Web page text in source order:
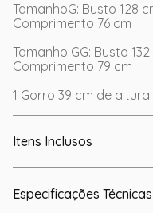
TamanhoG: Busto 128
Comprimento 76 cm
Tamanho GG: Busto
Comprimento 79 cm
1 Gorro 39 cm de altura
Itens Inclusos
Especificações Técnicas